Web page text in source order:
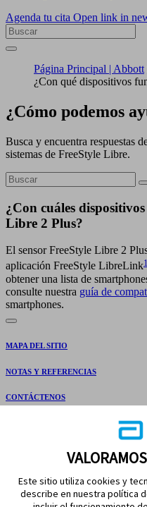
Agenda tu cita Open link in
Página Principal | Abbott
¿Con qué dispositivos
¿Cómo podemos
Busca y encuentra respuestas
sistemas de FreeStyle Libre.
¿Con cuáles
Libre 2 Plus?
El sensor FreeStyle Libre 2
aplicación FreeStyle LibreLink
obtener una lista de
consulte nuestra guía de
smartphones.
MAPA DEL SITIO
NOTAS Y REFERENCIAS
CONTÁCTENOS
Este sitio utiliza cookies y
describe en nuestra política